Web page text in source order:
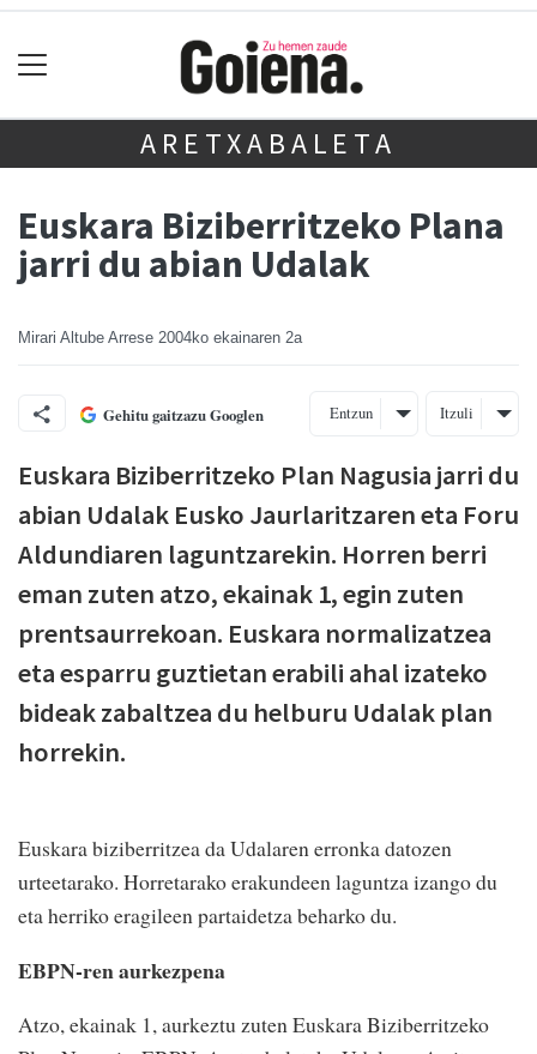
ARETXABALETA
Euskara Biziberritzeko Plana
jarri du abian Udalak
Mirari Altube Arrese 2004ko ekainaren 2a
Gehitu gaitzazu Googlen Entzun Itzuli
Euskara Biziberritzeko Plan Nagusia jarri du
abian Udalak Eusko Jaurlaritzaren eta Foru
Aldundiaren laguntzarekin. Horren berri
eman zuten atzo, ekainak 1, egin zuten
prentsaurrekoan. Euskara normalizatzea
eta esparru guztietan erabili ahal izateko
bideak zabaltzea du helburu Udalak plan
horrekin.
Euskara biziberritzea da Udalaren erronka datozen
urteetarako. Horretarako erakundeen laguntza izango du
eta herriko eragileen partaidetza beharko du.
EBPN-ren aurkezpena
Atzo, ekainak 1, aurkeztu zuten Euskara Biziberritzeko